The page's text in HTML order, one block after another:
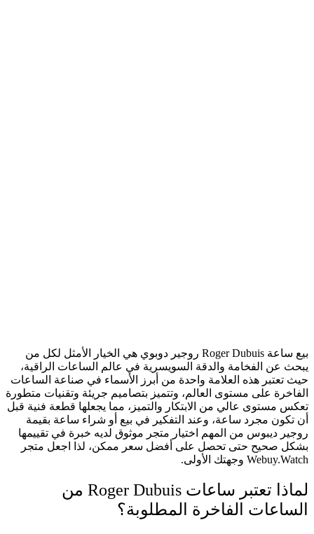
بيع ساعة Roger Dubuis روجير دوبوي هي الخيار الأمثل لكل من
يبحث عن الفخامة والدقة السويسرية في عالم الساعات الراقية،
حيث تعتبر هذه العلامة واحدة من أبرز الأسماء في صناعة الساعات
الفاخرة على مستوى العالم، وتتميز بتصاميم جريئة وتقنيات متطورة
تعكس مستوى عالي من الابتكار والتميز، مما يجعلها قطعة فنية قبل
أن تكون مجرد ساعة، وعند التفكير في بيع أو شراء ساعة بقيمة
روجير ديبوس من المهم اختيار متجر موثوق لديه خبرة في تقييمها
بشكل صحيح حتى تحصل على أفضل سعر ممكن، لذا اجعل متجر
Webuy.Watch وجهتك الأولى.
لماذا تعتبر ساعات Roger Dubuis من
الساعات الفاخرة المطلوبة؟